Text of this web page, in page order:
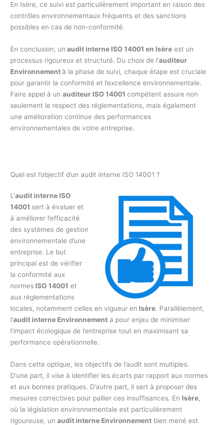
En Isère, ce suivi est particulièrement important en raison des
contrôles environnementaux fréquents et des sanctions
possibles en cas de non-conformité.
En conclusion, un audit interne ISO 14001 en Isère est un
processus rigoureux et structuré. Du choix de l’auditeur
Environnementà la phase de suivi, chaque étape est cruciale
pour garantir la conformité et l’excellence environnementale.
Faire appel à unauditeur ISO 14001compétent assure non
seulement le respect des réglementations, mais également
une amélioration continue des performances
environnementales de votre entreprise.
Quel est l’objectif d’un audit interne ISO 14001 ?
L’audit interne ISO
14001 sert à évaluer et
à améliorer l’efficacité
des systèmes de gestion
environnementale d’une
entreprise. Le but
principal est de vérifier
la conformité aux
normes ISO 14001 et
aux réglementations
locales, notamment celles en vigueur en Isère. Parallèlement,
l’audit interne Environnement a pour enjeu de minimiser
l’impact écologique de l’entreprise tout en maximisant sa
performance opérationnelle.
Dans cette optique, les objectifs de l’audit sont multiples.
D’une part, il vise à identifier les écarts par rapport aux normes
et aux bonnes pratiques. D’autre part, il sert à proposer des
mesures correctives pour pallier ces insuffisances. En Isère,
où la législation environnementale est particulièrement
rigoureuse, unaudit interne Environnement bien mené est